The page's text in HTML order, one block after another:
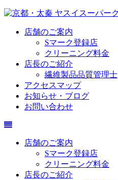
店舗のご案内
Sマーク登録店
クリーニング料金
店長のご紹介
繊維製品品質管理士
アクセスマップ
お知らせ・ブログ
お問い合わせ
店舗のご案内
Sマーク登録店
クリーニング料金
店長のご紹介